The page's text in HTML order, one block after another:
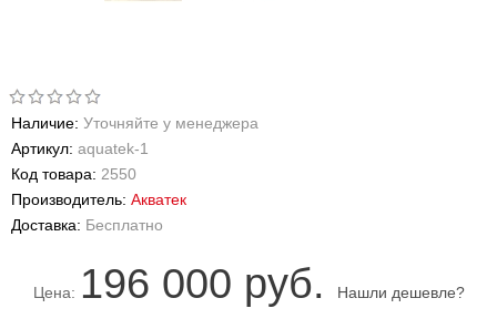
Наличие: Уточняйте у менеджера
Артикул: aquatek-1
Код товара: 2550
Производитель: Акватек
Доставка: Бесплатно
Цена: 196 000 руб. Нашли дешевле?